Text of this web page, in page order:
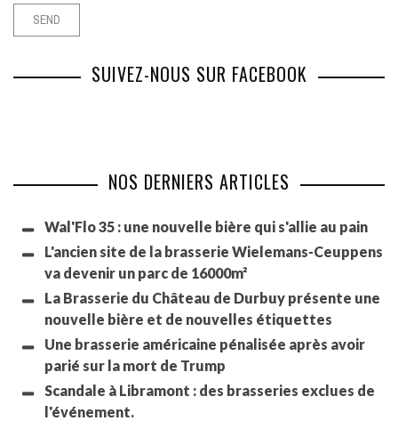
SUIVEZ-NOUS SUR FACEBOOK
NOS DERNIERS ARTICLES
Wal'Flo 35 : une nouvelle bière qui s'allie au pain
L'ancien site de la brasserie Wielemans-Ceuppens
va devenir un parc de 16000m²
La Brasserie du Château de Durbuy présente une
nouvelle bière et de nouvelles étiquettes
Une brasserie américaine pénalisée après avoir
parié sur la mort de Trump
Scandale à Libramont : des brasseries exclues de
l'événement.